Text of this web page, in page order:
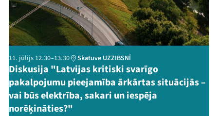
11. jūlijs 12.30–13.30 Skatuve UZZIBSNĪ
Diskusija "Latvijas kritiski svarīgo
pakalpojumu pieejamība ārkārtas situācijās –
vai būs elektrība, sakari un iespēja
norēķināties?"